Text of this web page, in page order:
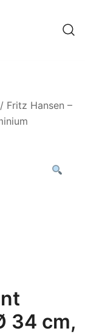
/ Fritz Hansen –
34 cm,